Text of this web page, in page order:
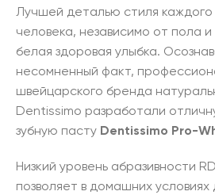
Лучшей деталью стиля каждого
человека, независимо от пола и
белая здоровая улыбка.
несомненный факт,
швейцарского бренда
Dentissimo разработали
зубную пасту Dentissimo Pro-
Низкий уровень абразивности
позволяет в домашних условиях